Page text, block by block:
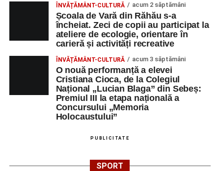
ÎNVĂȚĂMÂNT-CULTURĂ acum 2 săptămâni
Școala de Vară din Răhău s-a
încheiat. Zeci de copii au participat la
ateliere de ecologie, orientare în
carieră și activități recreative
ÎNVĂȚĂMÂNT-CULTURĂ acum 3 săptămâni
O nouă performanță a elevei
Cristiana Cioca, de la Colegiul
Național „Lucian Blaga” din Sebeș:
Premiul III la etapa națională a
Concursului „Memoria
Holocaustului”
PUBLICITATE
SPORT